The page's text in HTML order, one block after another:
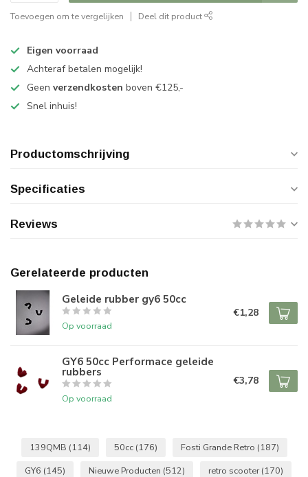
Toevoegen om te vergelijken Deel dit product
Eigen voorraad
Achteraf betalen mogelijk!
Geen verzendkosten boven €125,-
Snel inhuis!
Productomschrijving
Specificaties
Reviews
Gerelateerde producten
Geleide rubber gy6 50cc
Op voorraad
€1,28
GY6 50cc Performace geleide
rubbers
Op voorraad
€3,78
139QMB (114) 50cc (176) Fosti Grande Retro (187)
GY6 (145) Nieuwe Producten (512) retro scooter (170)